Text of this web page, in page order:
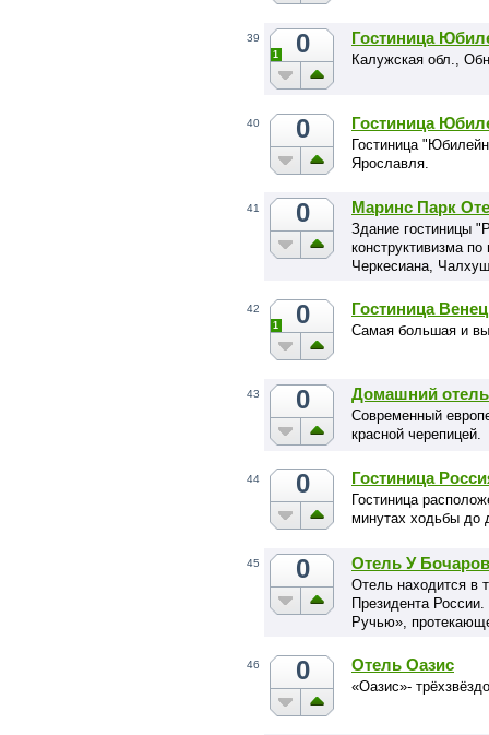
39 0
1
Гостиница
Калужская обл.,
40 0 Гостиница
Гостиница
Ярославля.
41 0 Маринс Парк
Здание гостиницы
конструктивизма по
Черкесиана,
42 0
1
Гостиница Венец
Самая большая и
43 0 Домашний отель
Современный
красной черепицей.
44 0 Гостиница
Гостиница
минутах ходьбы до
45 0 Отель У
Отель находится в
Президента
Ручью»,
46 0 Отель Оазис
«Оазис»-